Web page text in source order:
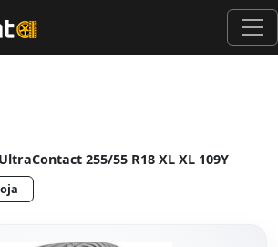
255/55 R18 XL XL 109Y